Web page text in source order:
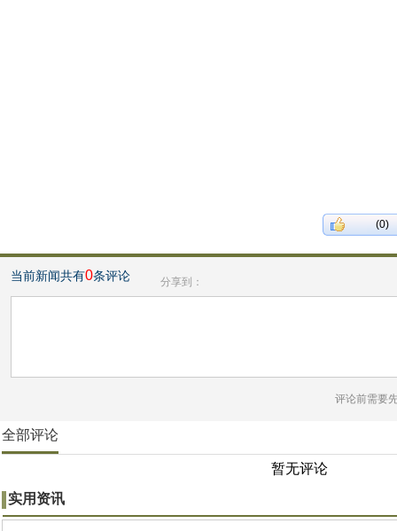
(0)
当前新闻共有0条评论 分享到：
评论前需要
全部评论
暂无评论
实用资讯